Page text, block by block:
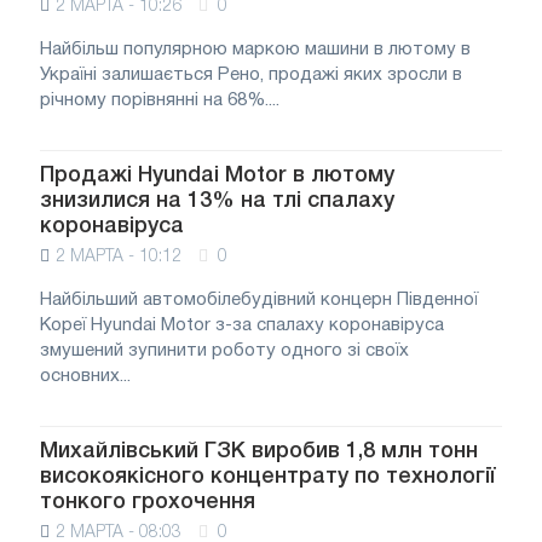
2 МАРТА - 10:26 0
Найбільш популярною маркою машини в лютому в
Україні залишається Рено, продажі яких зросли в
річному порівнянні на 68%....
Продажі Hyundai Motor в лютому
знизилися на 13% на тлі спалаху
коронавіруса
2 МАРТА - 10:12 0
Найбільший автомобілебудівний концерн Південної
Кореї Hyundai Motor з-за спалаху коронавіруса
змушений зупинити роботу одного зі своїх
основних...
Михайлівський ГЗК виробив 1,8 млн тонн
високоякісного концентрату по технології
тонкого грохочення
2 МАРТА - 08:03 0